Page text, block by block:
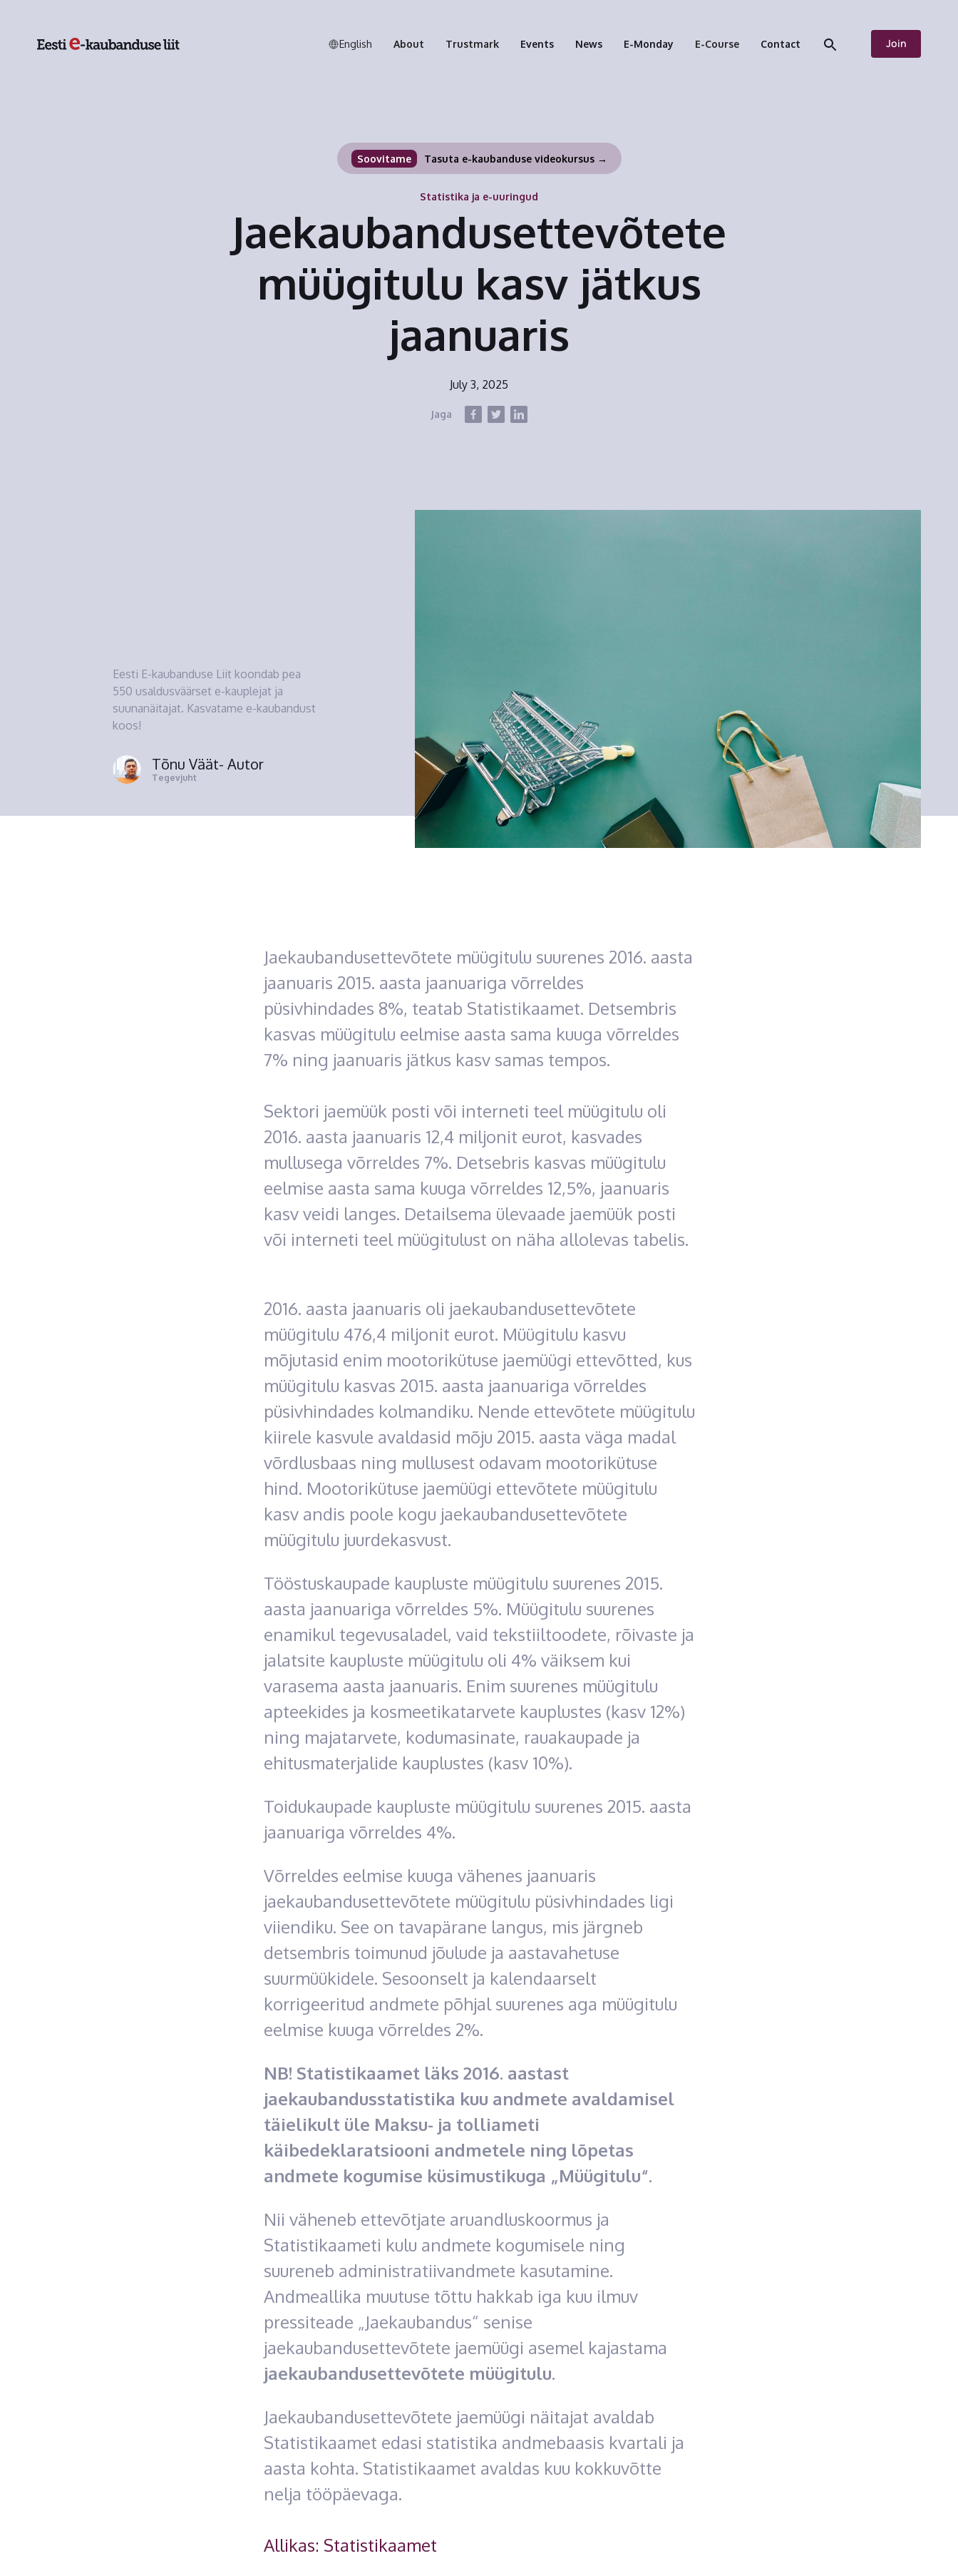
English About Trustmark Events News E-Monday E-Course Contact Join
Soovitame Tasuta e-kaubanduse videokursus →
Statistika ja e-uuringud
Jaekaubandusettevõtete
müügitulu kasv jätkus
jaanuaris
July 3, 2025
Jaga
Eesti E-kaubanduse Liit koondab pea
550 usaldusväärset e-kauplejat ja
suunanäitajat. Kasvatame e-kaubandust
koos!
Tõnu Väät- Autor
Tegevjuht
Jaekaubandusettevõtete müügitulu suurenes 2016. aasta
jaanuaris 2015. aasta jaanuariga võrreldes
püsivhindades 8%, teatab Statistikaamet. Detsembris
kasvas müügitulu eelmise aasta sama kuuga võrreldes
7% ning jaanuaris jätkus kasv samas tempos.
Sektori jaemüük posti või interneti teel müügitulu oli
2016. aasta jaanuaris 12,4 miljonit eurot, kasvades
mullusega võrreldes 7%. Detsebris kasvas müügitulu
eelmise aasta sama kuuga võrreldes 12,5%, jaanuaris
kasv veidi langes. Detailsema ülevaade jaemüük posti
või interneti teel müügitulust on näha allolevas tabelis.
2016. aasta jaanuaris oli jaekaubandusettevõtete
müügitulu 476,4 miljonit eurot. Müügitulu kasvu
mõjutasid enim mootorikütuse jaemüügi ettevõtted, kus
müügitulu kasvas 2015. aasta jaanuariga võrreldes
püsivhindades kolmandiku. Nende ettevõtete müügitulu
kiirele kasvule avaldasid mõju 2015. aasta väga madal
võrdlusbaas ning mullusest odavam mootorikütuse
hind. Mootorikütuse jaemüügi ettevõtete müügitulu
kasv andis poole kogu jaekaubandusettevõtete
müügitulu juurdekasvust.
Tööstuskaupade kaupluste müügitulu suurenes 2015.
aasta jaanuariga võrreldes 5%. Müügitulu suurenes
enamikul tegevusaladel, vaid tekstiiltoodete, rõivaste ja
jalatsite kaupluste müügitulu oli 4% väiksem kui
varasema aasta jaanuaris. Enim suurenes müügitulu
apteekides ja kosmeetikatarvete kauplustes (kasv 12%)
ning majatarvete, kodumasinate, rauakaupade ja
ehitusmaterjalide kauplustes (kasv 10%).
Toidukaupade kaupluste müügitulu suurenes 2015. aasta
jaanuariga võrreldes 4%.
Võrreldes eelmise kuuga vähenes jaanuaris
jaekaubandusettevõtete müügitulu püsivhindades ligi
viiendiku. See on tavapärane langus, mis järgneb
detsembris toimunud jõulude ja aastavahetuse
suurmüükidele. Sesoonselt ja kalendaarselt
korrigeeritud andmete põhjal suurenes aga müügitulu
eelmise kuuga võrreldes 2%.
NB! Statistikaamet läks 2016. aastast
jaekaubandusstatistika kuu andmete avaldamisel
täielikult üle Maksu- ja tolliameti
käibedeklaratsiooni andmetele ning lõpetas
andmete kogumise küsimustikuga „Müügitulu“.
Nii väheneb ettevõtjate aruandluskoormus ja
Statistikaameti kulu andmete kogumisele ning
suureneb administratiivandmete kasutamine.
Andmeallika muutuse tõttu hakkab iga kuu ilmuv
pressiteade „Jaekaubandus“ senise
jaekaubandusettevõtete jaemüügi asemel kajastama
jaekaubandusettevõtete müügitulu.
Jaekaubandusettevõtete jaemüügi näitajat avaldab
Statistikaamet edasi statistika andmebaasis kvartali ja
aasta kohta. Statistikaamet avaldas kuu kokkuvõtte
nelja tööpäevaga.
Allikas: Statistikaamet